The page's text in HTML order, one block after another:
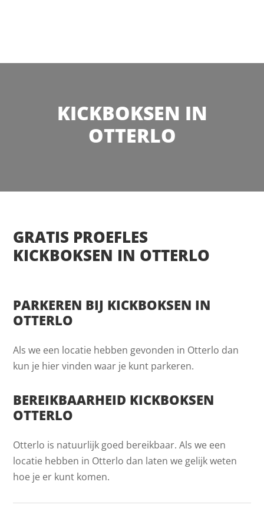
KICKBOKSEN IN
OTTERLO
GRATIS PROEFLES
KICKBOKSEN IN OTTERLO
PARKEREN BIJ KICKBOKSEN IN
OTTERLO
Als we een locatie hebben gevonden in Otterlo dan
kun je hier vinden waar je kunt parkeren.
BEREIKBAARHEID KICKBOKSEN
OTTERLO
Otterlo is natuurlijk goed bereikbaar. Als we een
locatie hebben in Otterlo dan laten we gelijk weten
hoe je er kunt komen.